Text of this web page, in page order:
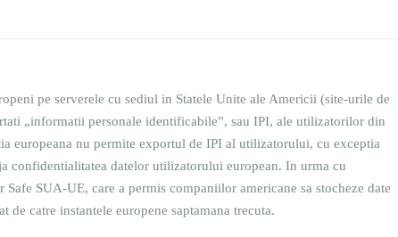
pe serverele cu sediul in Statele Unite ale Americii (site-urile de
„informatii personale identificabile”, sau IPI, ale utilizatorilor din
europeana nu permite exportul de IPI al utilizatorului, cu exceptia
confidentialitatea datelor utilizatorului european. In urma cu
SUA-UE, care a permis companiilor americane sa stocheze date
catre instantele europene saptamana trecuta.